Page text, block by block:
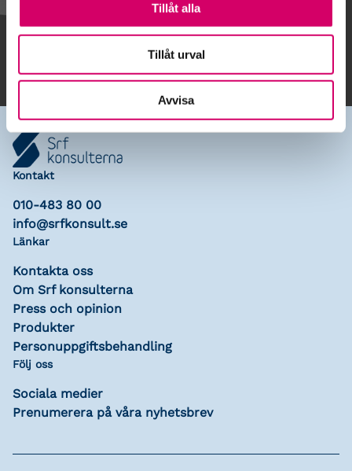
Tillåt alla
Tillåt urval
Avvisa
Lägg till i kalender
Kontakt
010-483 80 00
info@srfkonsult.se
Länkar
Kontakta oss
Om Srf konsulterna
Press och opinion
Produkter
Personuppgiftsbehandling
Följ oss
Sociala medier
Prenumerera på våra nyhetsbrev